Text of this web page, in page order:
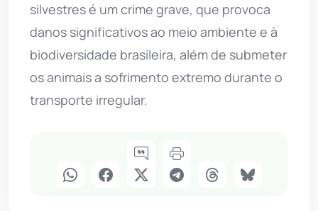
silvestres é um crime grave, que provoca
danos significativos ao meio ambiente e à
biodiversidade brasileira, além de submeter
os animais a sofrimento extremo durante o
transporte irregular.